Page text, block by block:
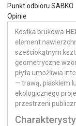
Punkt odbioru SABKO
Opinie
Kostka brukowa
element
sześciokątnym
geometryczne
płyta umożliwia
— trawą, piaskiem
ekologicznego
przestrzeni